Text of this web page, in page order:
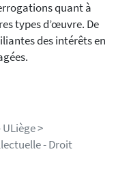
quant à
types d’œuvre. De
des intérêts en
>
- Droit